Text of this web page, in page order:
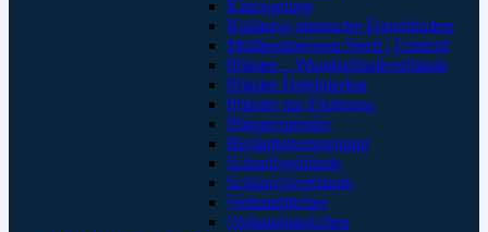
Kinesoptape
Kohäsive elastische Fixierbinden
Mullkompressen Steril / Unsteril
Pflaster – Wundschnellverbände
Pflaster Detektierbar
Pflaster zur Fixierung
Pflasterspender
Replantatversorgung
Schnellverbände
Schlauchverbände
Verbandtücher
Verbandpäckchen